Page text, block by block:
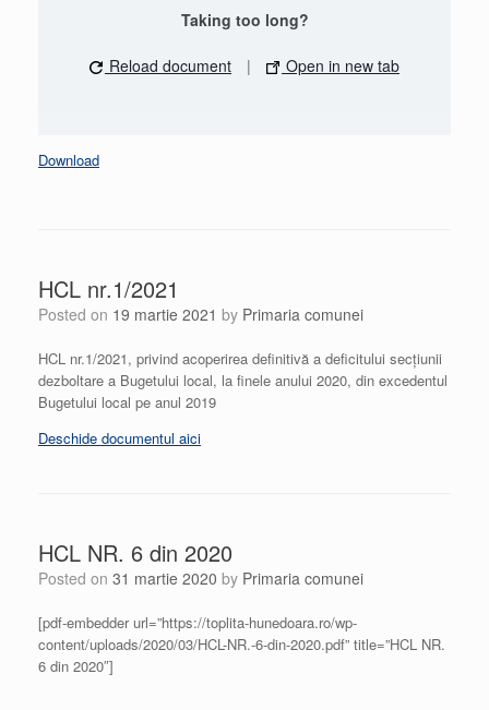
Taking too long?
Reload document | Open in new tab
Download
HCL nr.1/2021
Posted on 19 martie 2021 by Primaria comunei
HCL nr.1/2021, privind acoperirea definitivă a deficitului secțiunii
dezboltare a Bugetului local, la finele anului 2020, din excedentul
Bugetului local pe anul 2019
Deschide documentul aici
HCL NR. 6 din 2020
Posted on 31 martie 2020 by Primaria comunei
[pdf-embedder url=”https://toplita-hunedoara.ro/wp-
content/uploads/2020/03/HCL-NR.-6-din-2020.pdf” title=”HCL NR.
6 din 2020″]